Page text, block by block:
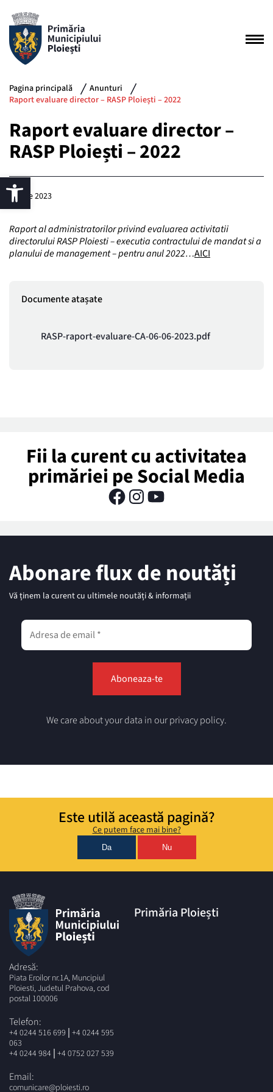
Pagina principală
Anunturi
Raport evaluare director – RASP Ploiești – 2022
Raport evaluare director –
RASP Ploiești – 2022
6 iunie 2023
Raport al administratorilor privind evaluarea activitatii
directorului RASP Ploiesti – executia contractului de mandat si a
planului de management – pentru anul 2022…AICI
Documente atașate
RASP-raport-evaluare-CA-06-06-2023.pdf
Fii la curent cu activitatea
primăriei pe Social Media
Abonare flux de noutăți
Vă ținem la curent cu ultimele noutăți & informații
We care about your data in our privacy policy.
Este utilă această pagină?
Ce putem face mai bine?
Da Nu
Adresă:
Piata Eroilor nr.1A, Muncipiul
Ploiesti, Judetul Prahova, cod
postal 100006
Telefon:
+4 0244 516 699 | +4 0244 595
063
+4 0244 984 | +4 0752 027 539
Email:
comunicare@ploiesti.ro
Primăria Ploiești